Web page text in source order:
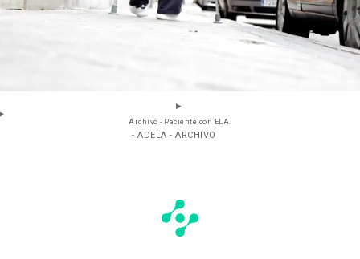
Archivo - Paciente con ELA.
- ADELA - ARCHIVO